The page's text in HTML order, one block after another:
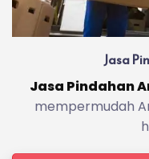
Jasa
Jasa Pindahan
mempermudah